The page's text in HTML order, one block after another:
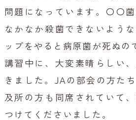
問題になっています。〇〇
なかなか殺菌できないよう
ップをやると病原菌が死ぬの
講習中に、大変素晴らしい
きました。JAの部会の方た
及所の方も同席されていて
つけてくださいました。